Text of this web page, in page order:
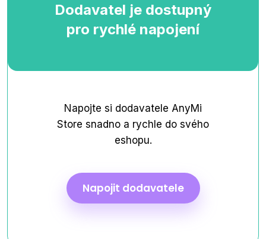
Dodavatel je dostupný
pro rychlé napojení
Napojte si dodavatele AnyMi
Store snadno a rychle do svého
eshopu.
Napojit dodavatele